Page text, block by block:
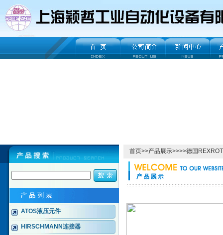
ATOS液压元件
HIRSCHMANN连接器
首页>>产品展示>>>>德国